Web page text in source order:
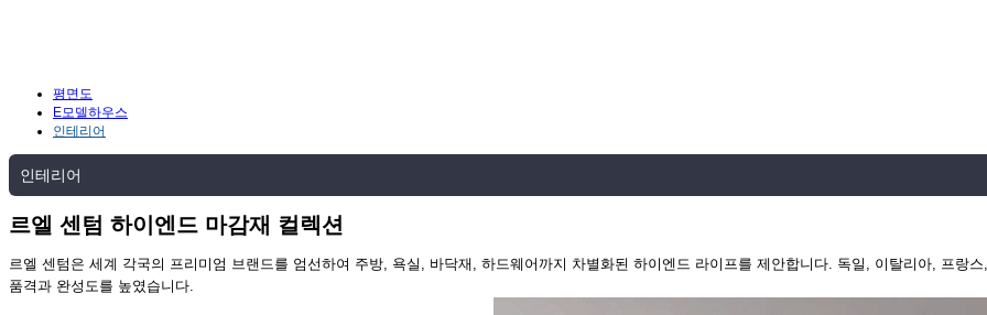
평면도
E모델하우스
인테리어
인테리어
르엘 센텀 하이엔드 마감재 컬렉션
르엘 센텀은 세계 각국의 프리미엄 브랜드를 엄선하여 주방, 욕실, 바닥재, 하드웨어까지 차별화된 하이엔드 라이프를 제안합니다. 독일, 이탈리아, 프랑
품격과 완성도를 높였습니다.